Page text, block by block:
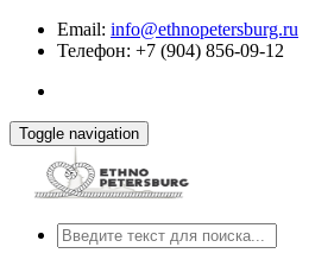
Email: info@ethnopetersburg.ru
Телефон: +7 (904) 856-09-12
Toggle navigation